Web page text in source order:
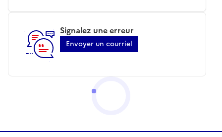
Signalez une erreur
Envoyer un courriel